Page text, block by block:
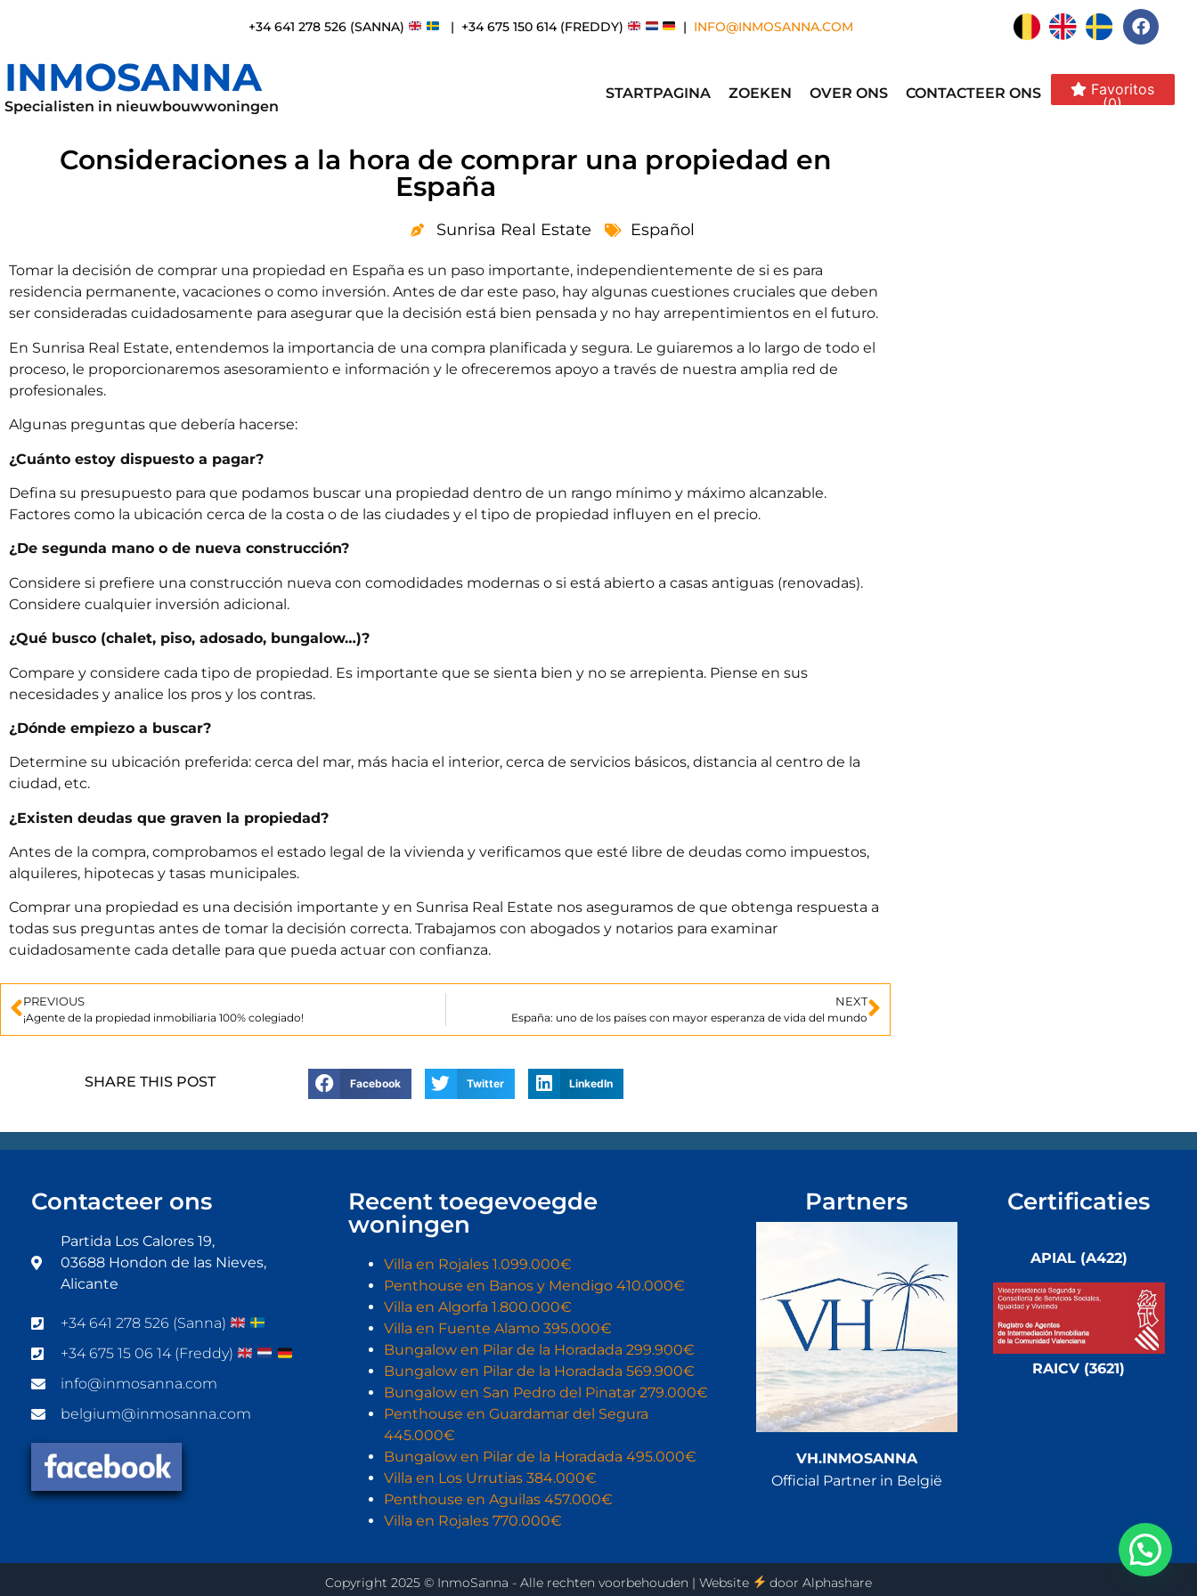
+34 641 278 526 (SANNA) | +34 675 150 614 (FREDDY) | INFO@INMOSANNA.COM
INMOSANNA
Specialisten in nieuwbouwwoningen
STARTPAGINA ZOEKEN OVER ONS CONTACTEER ONS
Favoritos
(0)
Consideraciones a la hora de comprar una propiedad en
España
Sunrisa Real Estate Español
Tomar la decisión de comprar una propiedad en España es un paso importante, independientemente de si es para
residencia permanente, vacaciones o como inversión. Antes de dar este paso, hay algunas cuestiones cruciales que deben
ser consideradas cuidadosamente para asegurar que la decisión está bien pensada y no hay arrepentimientos en el futuro.
En Sunrisa Real Estate, entendemos la importancia de una compra planificada y segura. Le guiaremos a lo largo de todo el
proceso, le proporcionaremos asesoramiento e información y le ofreceremos apoyo a través de nuestra amplia red de
profesionales.
Algunas preguntas que debería hacerse:
¿Cuánto estoy dispuesto a pagar?
Defina su presupuesto para que podamos buscar una propiedad dentro de un rango mínimo y máximo alcanzable.
Factores como la ubicación cerca de la costa o de las ciudades y el tipo de propiedad influyen en el precio.
¿De segunda mano o de nueva construcción?
Considere si prefiere una construcción nueva con comodidades modernas o si está abierto a casas antiguas (renovadas).
Considere cualquier inversión adicional.
¿Qué busco (chalet, piso, adosado, bungalow…)?
Compare y considere cada tipo de propiedad. Es importante que se sienta bien y no se arrepienta. Piense en sus
necesidades y analice los pros y los contras.
¿Dónde empiezo a buscar?
Determine su ubicación preferida: cerca del mar, más hacia el interior, cerca de servicios básicos, distancia al centro de la
ciudad, etc.
¿Existen deudas que graven la propiedad?
Antes de la compra, comprobamos el estado legal de la vivienda y verificamos que esté libre de deudas como impuestos,
alquileres, hipotecas y tasas municipales.
Comprar una propiedad es una decisión importante y en Sunrisa Real Estate nos aseguramos de que obtenga respuesta a
todas sus preguntas antes de tomar la decisión correcta. Trabajamos con abogados y notarios para examinar
cuidadosamente cada detalle para que pueda actuar con confianza.
PREVIOUS
¡Agente de la propiedad inmobiliaria 100% colegiado!
NEXT
España: uno de los países con mayor esperanza de vida del mundo
SHARE THIS POST Facebook Twitter LinkedIn
Contacteer ons
Partida Los Calores 19,
03688 Hondon de las Nieves,
Alicante
+34 641 278 526 (Sanna)
+34 675 15 06 14 (Freddy)
info@inmosanna.com
belgium@inmosanna.com
Recent toegevoegde
woningen
Villa en Rojales 1.099.000€
Penthouse en Banos y Mendigo 410.000€
Villa en Algorfa 1.800.000€
Villa en Fuente Alamo 395.000€
Bungalow en Pilar de la Horadada 299.900€
Bungalow en Pilar de la Horadada 569.900€
Bungalow en San Pedro del Pinatar 279.000€
Penthouse en Guardamar del Segura
445.000€
Bungalow en Pilar de la Horadada 495.000€
Villa en Los Urrutias 384.000€
Penthouse en Aguilas 457.000€
Villa en Rojales 770.000€
Partners
VH.INMOSANNA
Official Partner in België
Certificaties
APIAL (A422)
RAICV (3621)
Copyright 2025 © InmoSanna - Alle rechten voorbehouden | Website doorAlphashare